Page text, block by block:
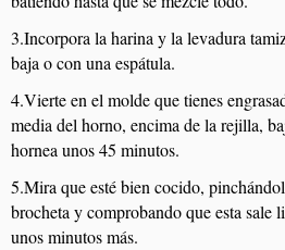
3.Incorpora la harina y la levadura
baja o con una espátula.
4.Vierte en el molde que tienes
media del horno, encima de la rejilla,
hornea unos 45 minutos.
5.Mira que esté bien cocido,
brocheta y comprobando que esta sale
unos minutos más.